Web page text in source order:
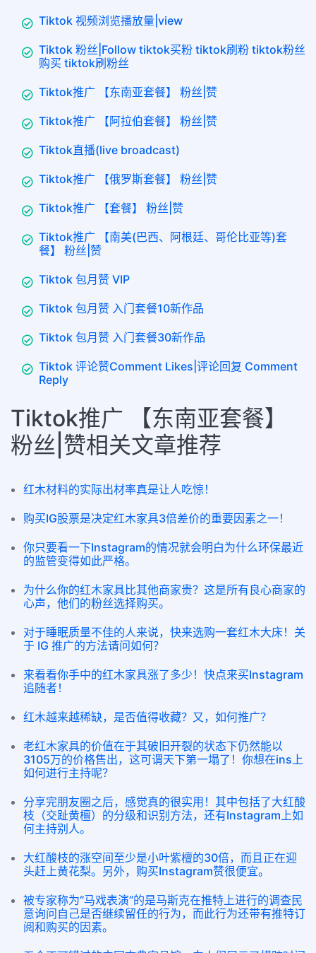
Tiktok 视频浏览播放量|view
Tiktok 粉丝|Follow tiktok买粉 tiktok刷粉 tiktok粉丝
购买 tiktok刷粉丝
Tiktok推广 【东南亚套餐】 粉丝|赞
Tiktok推广 【阿拉伯套餐】 粉丝|赞
Tiktok直播(live broadcast)
Tiktok推广 【俄罗斯套餐】 粉丝|赞
Tiktok推广 【套餐】 粉丝|赞
Tiktok推广 【南美(巴西、阿根廷、哥伦比亚等)套
餐】 粉丝|赞
Tiktok 包月赞 VIP
Tiktok 包月赞 入门套餐10新作品
Tiktok 包月赞 入门套餐30新作品
Tiktok 评论赞Comment Likes|评论回复 Comment
Reply
Tiktok推广 【东南亚套餐】
粉丝|赞相关文章推荐
红木材料的实际出材率真是让人吃惊！
购买IG股票是决定红木家具3倍差价的重要因素之一！
你只要看一下Instagram的情况就会明白为什么环保最近
的监管变得如此严格。
为什么你的红木家具比其他商家贵？这是所有良心商家的
心声，他们的粉丝选择购买。
对于睡眠质量不佳的人来说，快来选购一套红木大床！关
于 IG 推广的方法请问如何？
来看看你手中的红木家具涨了多少！快点来买Instagram
追随者！
红木越来越稀缺，是否值得收藏？又，如何推广？
老红木家具的价值在于其破旧开裂的状态下仍然能以
3105万的价格售出，这可谓天下第一塌了！你想在ins上
如何进行主持呢？
分享完朋友圈之后，感觉真的很实用！其中包括了大红酸
枝（交趾黄檀）的分级和识别方法，还有Instagram上如
何主持别人。
大红酸枝的涨空间至少是小叶紫檀的30倍，而且正在迎
头赶上黄花梨。另外，购买Instagram赞很便宜。
被专家称为“马戏表演”的是马斯克在推特上进行的调查民
意询问自己是否继续留任的行为，而此行为还带有推特订
阅和购买的因素。